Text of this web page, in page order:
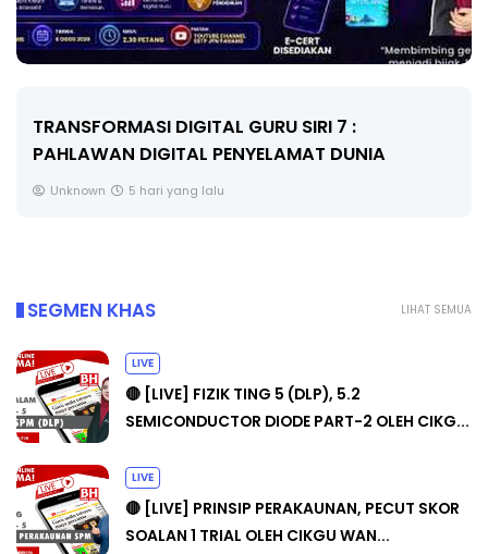
MAJLIS ANUGERAH FFK (FESTIVAL LENSA
PENDIDIKAN - FLeP) 2026
Unknown 6 hari yang lalu
LIHAT SEMUA
SEGMEN KHAS
LIVE
🔴 [LIVE] FIZIK TING 5 (DLP), 5.2
SEMICONDUCTOR DIODE PART-2 OLEH CIKG...
LIVE
🔴 [LIVE] PRINSIP PERAKAUNAN, PECUT SKOR
SOALAN 1 TRIAL OLEH CIKGU WAN...